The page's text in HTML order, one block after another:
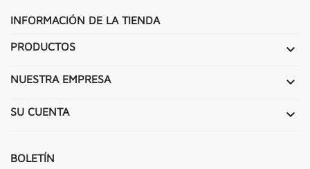
INFORMACIÓN DE LA TIENDA
PRODUCTOS 
NUESTRA EMPRESA 
SU CUENTA 
BOLETÍN